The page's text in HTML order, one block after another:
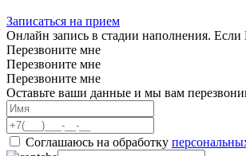
Записаться на прием
Онлайн запись в стадии наполнения.
Перезвоните мне
Перезвоните мне
Перезвоните мне
Оставьте ваши данные и мы вам
Соглашаюсь на обработку